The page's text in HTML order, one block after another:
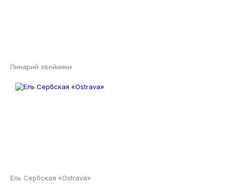
Пинарий хвойники
Ель Сербская «Ostrava»